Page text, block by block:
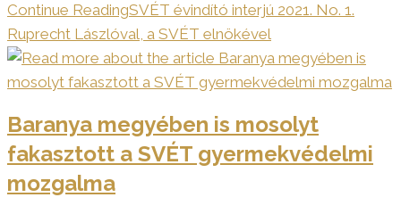
Continue ReadingSVÉT évindító interjú 2021. No. 1.
Ruprecht Lászlóval, a SVÉT elnökével
Baranya megyében is mosolyt
fakasztott a SVÉT gyermekvédelmi
mozgalma